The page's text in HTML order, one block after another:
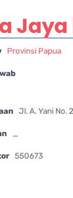
Jaya
Provinsi Papua
Jl. A. Yani No.
550673